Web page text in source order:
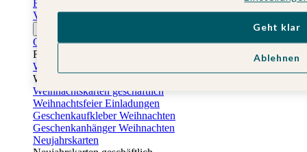
Fotogeschenke Vatertag
Vatertagskarten
Osterkarten
Fotogeschenke zu Ostern
Weihnachtskarten
Weihnachtskarten selbst gestalten
Weihnachtskarten geschäftlich
Weihnachtsfeier Einladungen
Geschenkaufkleber Weihnachten
Geschenkanhänger Weihnachten
Neujahrskarten
Ablehnen
Geht klar